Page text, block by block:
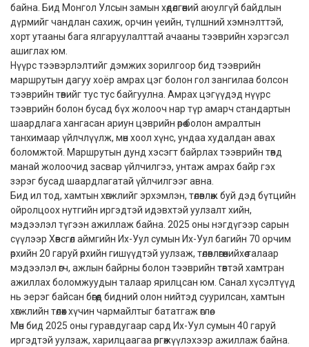
байна. Бид Монгол Улсын замын хөдөлгөөний аюулгүй байдлын
дүрмийг чандлан сахиж, орчин үеийн, түлшний хэмнэлттэй,
хорт утааны бага ялгаруулалттай ачааны тээврийн хэрэгсэл
ашиглах юм.
Нүүрс тээвэрлэлтийг дэмжих зорилгоор бид тээврийн
маршрутын дагуу хоёр амрах цэг болон гол зангилаа болсон
тээврийн төвийг тус тус байгуулна. Амрах цэгүүдэд нүүрс
тээврийн болон бусад бүх жолооч нар түр амарч стандартын
шаардлага хангасан ариун цэврийн өрөө болон амралтын
танхимаар үйлчлүүлж, мөн хоол хүнс, ундаа худалдан авах
боломжтой. Маршрутын дунд хэсэгт байрлах тээврийн төвд
манай жолоочид засвар үйлчилгээ, унтаж амрах байр гэх
зэрэг бусад шаардлагатай үйлчилгээг авна.
Бид ил тод, хамтын хөгжлийг эрхэмлэн, төлөвлөж буй дэд бүтцийн
ойролцоох нутгийн иргэдтэй идэвхтэй уулзалт хийн,
мэдээлэл түгээн ажиллаж байна. 2025 оны нэгдүгээр сарын
сүүлээр Хөвсгөл аймгийн Их-Уул сумын Их-Уул багийн 70 орчим
өрхийн 20 гаруй өрхийн гишүүдтэй уулзаж, төлөвлөгөөнийхөө талаар
мэдээлэл өгч, ажлын байрны болон тээврийн төвтэй хамтран
ажиллах боломжуудын талаар ярилцсан юм. Санал хүсэлтүүд
нь эерэг байсан бөгөөд бидний олон нийтэд суурилсан, хамтын
хөгжлийн төлөөх хүчин чармайлтыг бататгаж өглөө.
Мөн бид 2025 оны гуравдугаар сард Их-Уул сумын 40 гаруй
иргэдтэй уулзаж, харилцаагаа өргөжүүлэхээр ажиллаж байна.